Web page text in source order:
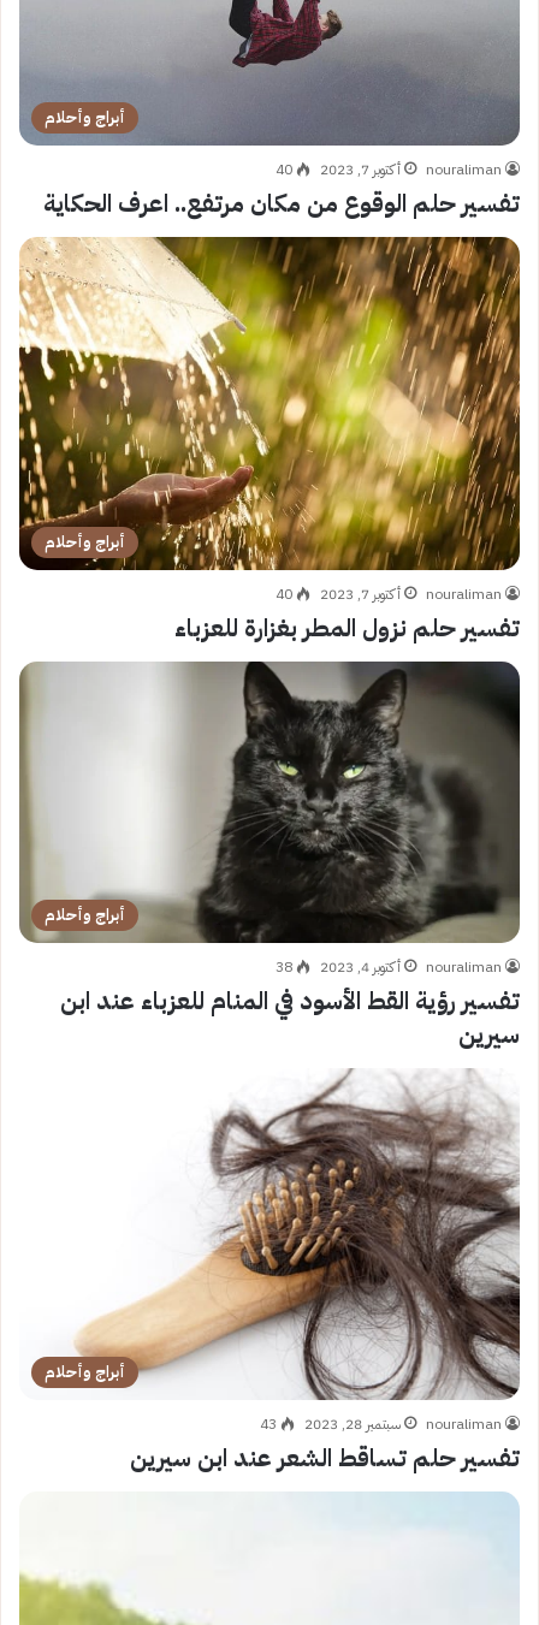
أبراج وأحلام
nouraliman أكتوبر 7, 2023 40
تفسير حلم الوقوع من مكان مرتفع.. اعرف الحكاية
أبراج وأحلام
nouraliman أكتوبر 7, 2023 40
تفسير حلم نزول المطر بغزارة للعزباء
أبراج وأحلام
nouraliman أكتوبر 4, 2023 38
تفسير رؤية القط الأسود في المنام للعزباء عند ابن
سيرين
أبراج وأحلام
nouraliman سبتمبر 28, 2023 43
تفسير حلم تساقط الشعر عند ابن سيرين